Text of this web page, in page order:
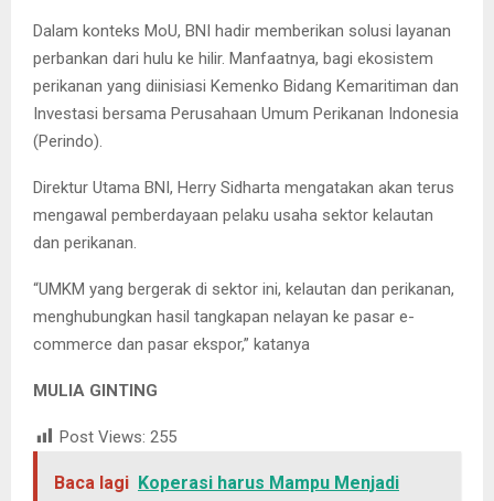
Dalam konteks MoU, BNI hadir memberikan solusi layanan
perbankan dari hulu ke hilir. Manfaatnya, bagi ekosistem
perikanan yang diinisiasi Kemenko Bidang Kemaritiman dan
Investasi bersama Perusahaan Umum Perikanan Indonesia
(Perindo).
Direktur Utama BNI, Herry Sidharta mengatakan akan terus
mengawal pemberdayaan pelaku usaha sektor kelautan
dan perikanan.
“UMKM yang bergerak di sektor ini, kelautan dan perikanan,
menghubungkan hasil tangkapan nelayan ke pasar e-
commerce dan pasar ekspor,” katanya
MULIA GINTING
Post Views: 255
Baca lagi Koperasi harus Mampu Menjadi